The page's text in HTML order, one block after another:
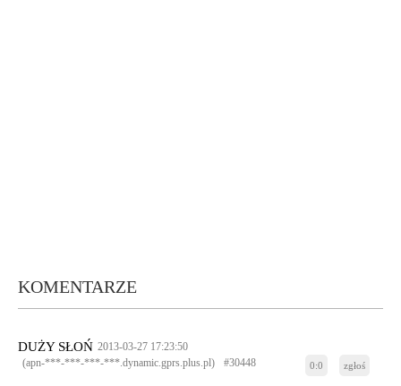
KOMENTARZE
DUŻY SŁOŃ 2013-03-27 17:23:50
(apn-***-***-***-***.dynamic.gprs.plus.pl)
#30448 0:0 zgłoś